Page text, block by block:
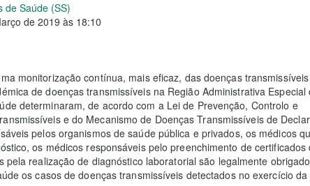
de Saúde (SS)
de 2019 às 18:10
monitorização contínua, mais eficaz, das doenças
de doenças transmissíveis na Região Administrativa Especial
determinaram, de acordo com a Lei de Prevenção, Controlo e
e do Mecanismo de Doenças Transmissíveis de
pelos organismos de saúde pública e privados, os médicos
os médicos responsáveis pelo preenchimento de certificados
pela realização de diagnóstico laboratorial são legalmente
os casos de doenças transmissíveis detectados no exercício da